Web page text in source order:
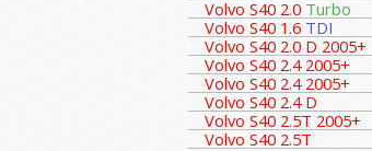
Volvo S40 2.0 Turbo
Volvo S40 1.6 TDI
Volvo S40 2.0 D 2005+
Volvo S40 2.4 2005+
Volvo S40 2.4 2005+
Volvo S40 2.4 D
Volvo S40 2.5T 2005+
Volvo S40 2.5T